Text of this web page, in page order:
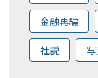
金融再編
社説